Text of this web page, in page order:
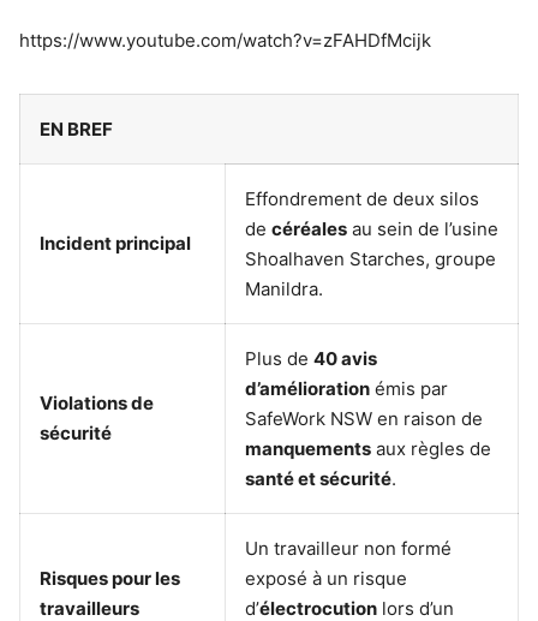
https://www.youtube.com/watch?v=zFAHDfMcijk
EN BREF
Incident principal
Effondrement de deux silos
de céréales au sein de l’usine
Shoalhaven Starches, groupe
Manildra.
Violations de
sécurité
Plus de 40 avis
d’amélioration émis par
SafeWork NSW en raison de
manquements aux règles de
santé et sécurité.
Risques pour les
travailleurs
Un travailleur non formé
exposé à un risque
d’électrocution lors d’un